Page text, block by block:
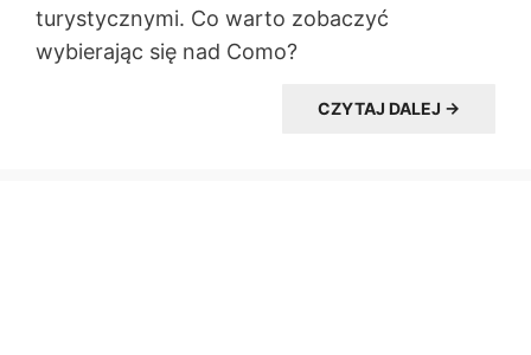
turystycznymi. Co warto zobaczyć
wybierając się nad Como?
CZYTAJ DALEJ →